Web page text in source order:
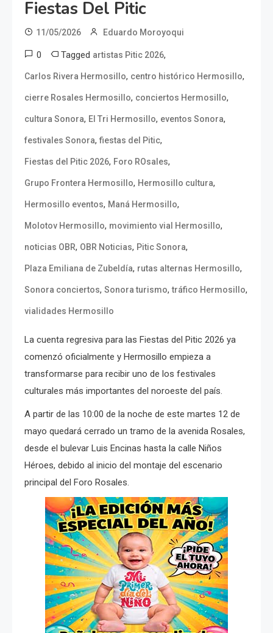
Fiestas Del Pitic
11/05/2026 Eduardo Moroyoqui
0 Tagged artistas Pitic 2026,
Carlos Rivera Hermosillo, centro histórico Hermosillo,
cierre Rosales Hermosillo, conciertos Hermosillo,
cultura Sonora, El Tri Hermosillo, eventos Sonora,
festivales Sonora, fiestas del Pitic,
Fiestas del Pitic 2026, Foro ROsales,
Grupo Frontera Hermosillo, Hermosillo cultura,
Hermosillo eventos, Maná Hermosillo,
Molotov Hermosillo, movimiento vial Hermosillo,
noticias OBR, OBR Noticias, Pitic Sonora,
Plaza Emiliana de Zubeldía, rutas alternas Hermosillo,
Sonora conciertos, Sonora turismo,tráfico Hermosillo,
vialidades Hermosillo
La cuenta regresiva para las Fiestas del Pitic 2026 ya
comenzó oficialmente y Hermosillo empieza a
transformarse para recibir uno de los festivales
culturales más importantes del noroeste del país.
A partir de las 10:00 de la noche de este martes 12 de
mayo quedará cerrado un tramo de la avenida Rosales,
desde el bulevar Luis Encinas hasta la calle Niños
Héroes, debido al inicio del montaje del escenario
principal del Foro Rosales.